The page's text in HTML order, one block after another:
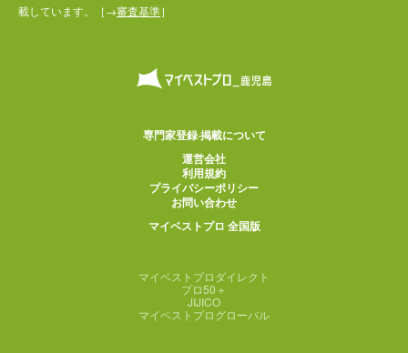
載しています。［→審査基準］
専門家登録·掲載について
運営会社
利用規約
プライバシーポリシー
お問い合わせ
マイベストプロ 全国版
マイベストプロダイレクト
プロ50＋
JIJICO
マイベストプログローバル